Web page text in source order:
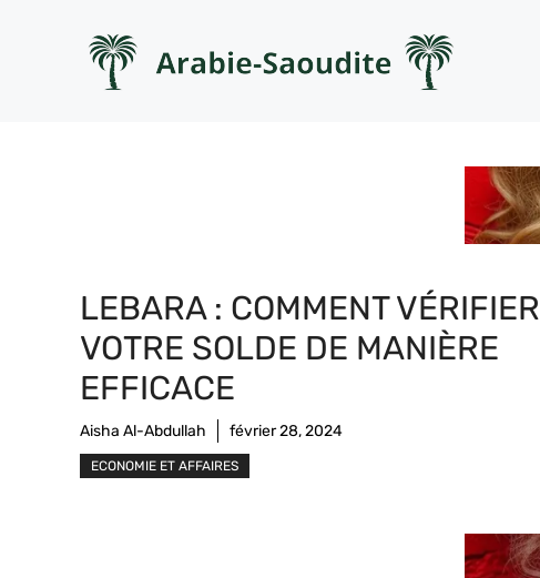
LEBARA : COMMENT VÉRIFIER
VOTRE SOLDE DE MANIÈRE
EFFICACE
Aisha Al-Abdullah février 28, 2024
ECONOMIE ET AFFAIRES